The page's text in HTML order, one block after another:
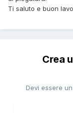
Ti saluto e buon
Crea
Devi essere